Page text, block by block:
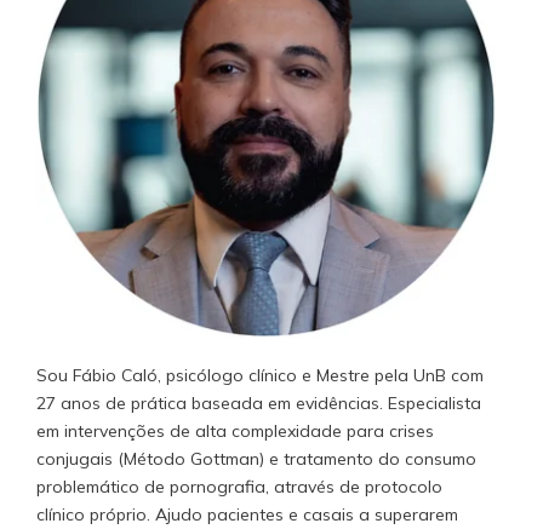
Sou Fábio Caló, psicólogo clínico e Mestre pela UnB com
27 anos de prática baseada em evidências. Especialista
em intervenções de alta complexidade para crises
conjugais (Método Gottman) e tratamento do consumo
problemático de pornografia, através de protocolo
clínico próprio. Ajudo pacientes e casais a superarem